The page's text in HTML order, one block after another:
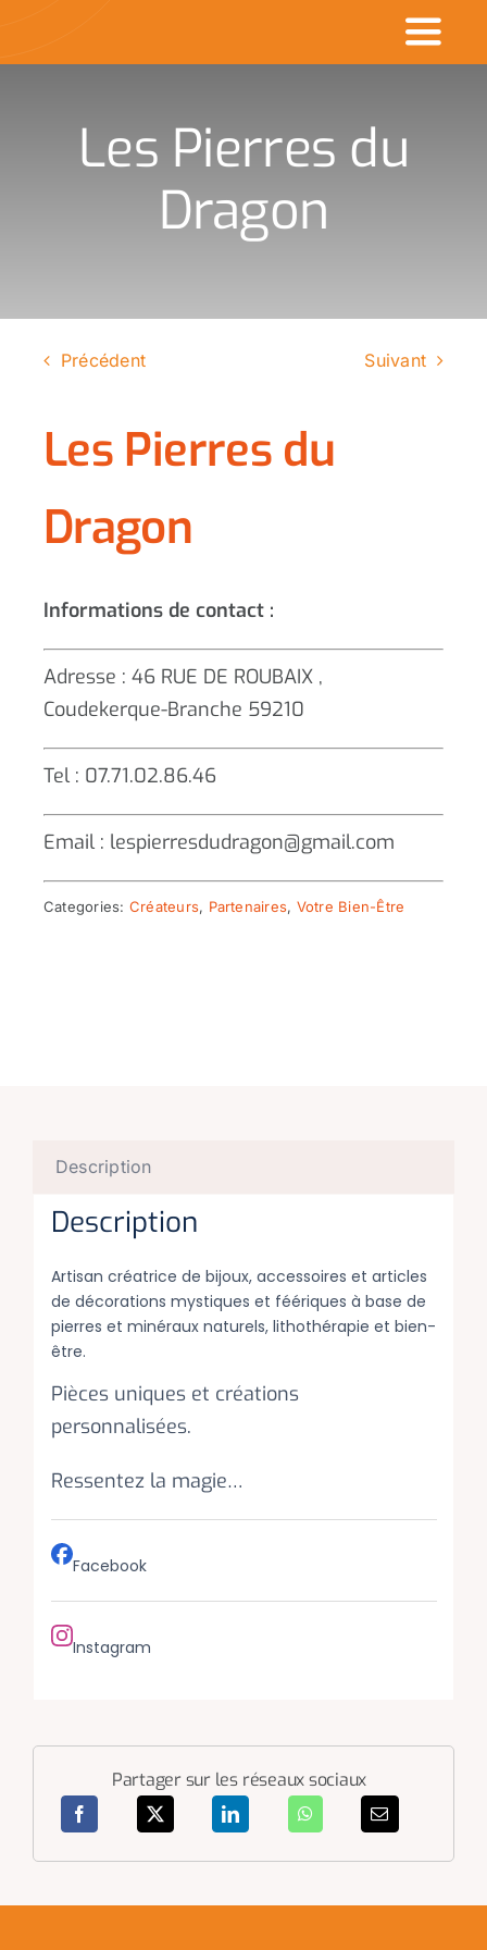
Commerçants en
Made in CDK
Rechercher
Les Pierres du
Dragon
Précédent Suivant
Les Pierres du
Dragon
Informations de contact :
Adresse : 46 RUE DE ROUBAIX ,
Coudekerque-Branche 59210
Tel : 07.71.02.86.46
Email : lespierresdudragon@gmail.com
Categories: Créateurs, Partenaires, Votre Bien-Être
Description
Description
Artisan créatrice de bijoux, accessoires et articles
de décorations mystiques et féériques à base de
pierres et minéraux naturels, lithothérapie et bien-
être.
Pièces uniques et créations
personnalisées.
Ressentez la magie…
Facebook
Instagram
Partager sur les réseaux sociaux